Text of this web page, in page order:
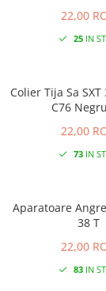
22,00
25IN
Colier Tija Sa SXT 31.8mm XT-
C76
22,00
73IN
Aparatoare
38 T
22,00
83IN